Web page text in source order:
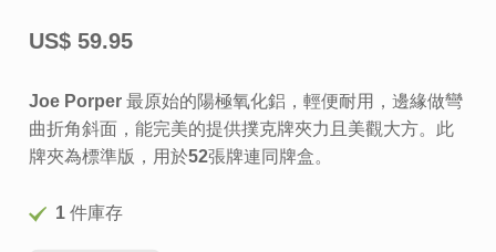
US$59.95
Joe Porper 最原始的陽極氧化鋁，輕便耐用，邊緣做彎
曲折角斜面，能完美的提供撲克牌夾力且美觀大方。此
牌夾為標準版，用於52張牌連同牌盒。
1 件庫存